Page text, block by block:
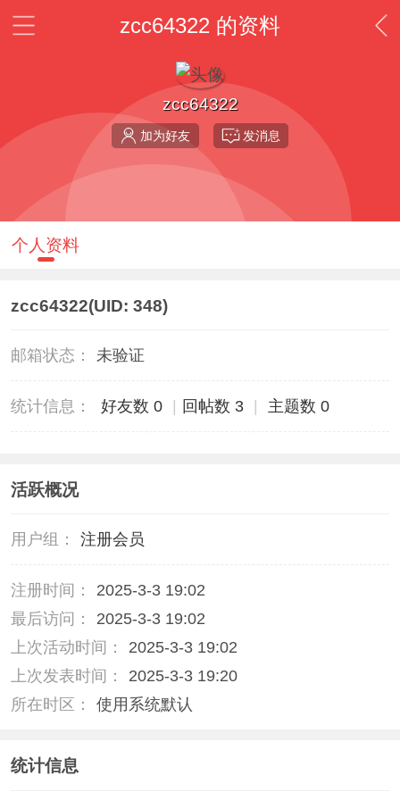
zcc64322 的资料
zcc64322
加为好友 发消息
个人资料
zcc64322(UID: 348)
邮箱状态： 未验证
统计信息： 好友数 0 回帖数 3 主题数 0
活跃概况
用户组： 注册会员
注册时间：
2025-3-3 19:02
最后访问：
2025-3-3 19:02
上次活动时间：
2025-3-3 19:02
上次发表时间：
2025-3-3 19:20
所在时区：
使用系统默认
统计信息